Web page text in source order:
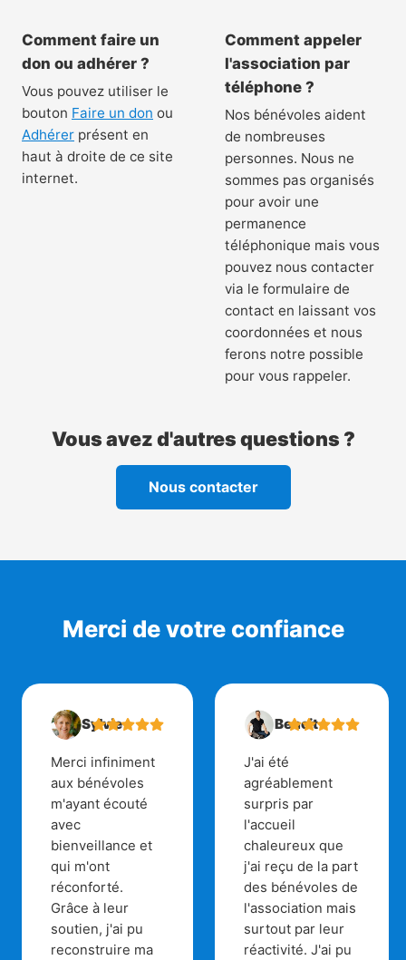
Comment faire un
don ou adhérer ?
Vous pouvez utiliser le
bouton Faire un don ou
Adhérer présent en
haut à droite de ce site
internet.
Comment appeler
l'association par
téléphone ?
Nos bénévoles aident
de nombreuses
personnes. Nous ne
sommes pas organisés
pour avoir une
permanence
téléphonique mais vous
pouvez nous contacter
via le formulaire de
contact en laissant vos
coordonnées et nous
ferons notre possible
pour vous rappeler.
Vous avez d'autres questions ?
Nous contacter
Merci de votre confiance
Sylvie
Merci infiniment
aux bénévoles
m'ayant écouté
avec
bienveillance et
qui m'ont
réconforté.
Grâce à leur
soutien, j'ai pu
reconstruire ma
Benoit
J'ai été
agréablement
surpris par
l'accueil
chaleureux que
j'ai reçu de la part
des bénévoles de
l'association mais
surtout par leur
réactivité. J'ai pu